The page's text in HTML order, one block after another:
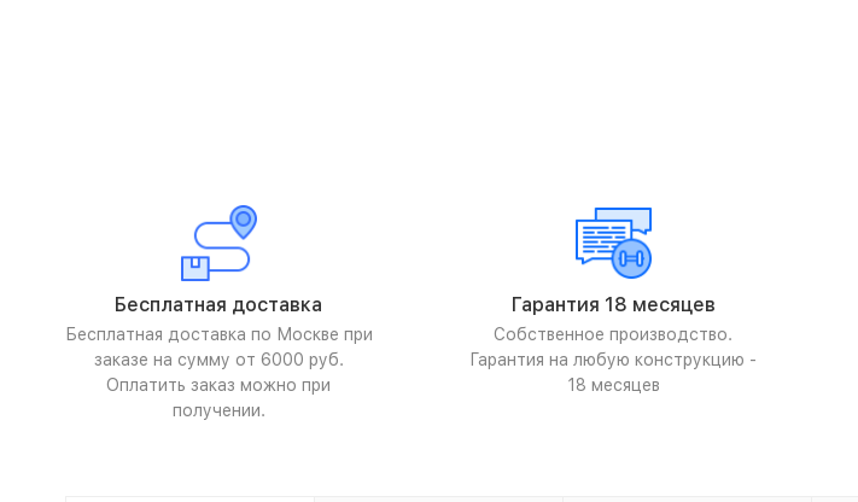
Бесплатная доставка
Бесплатная доставка по Москве при
заказе на сумму от 6000 руб.
Оплатить заказ можно при
получении.
Гарантия 18 месяцев
Собственное производство.
Гарантия на любую конструкцию -
18 месяцев